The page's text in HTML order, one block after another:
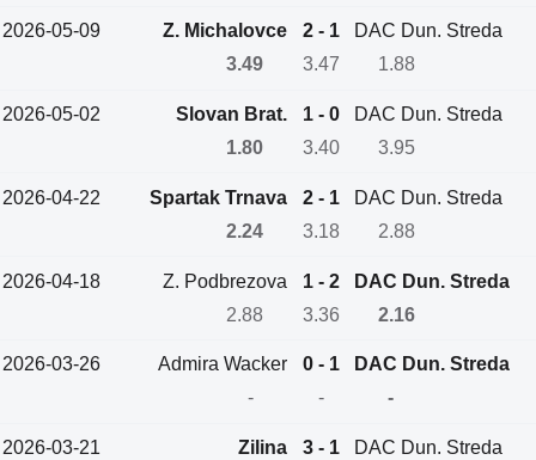
2026-05-09 Z. Michalovce 2 - 1
DAC Dun. Streda
3.49
3.47 1.88
2026-05-02 Slovan Brat. 1 - 0
DAC Dun. Streda
1.80
3.40 3.95
2026-04-22 Spartak Trnava 2 - 1
DAC Dun. Streda
2.24
3.18 2.88
2026-04-18 Z. Podbrezova 1 - 2
DAC Dun. Streda
2.88
3.36 2.16
2026-03-26 Admira Wacker 0 - 1
DAC Dun. Streda
-
- -
2026-03-21 Zilina 3 - 1
DAC Dun. Streda